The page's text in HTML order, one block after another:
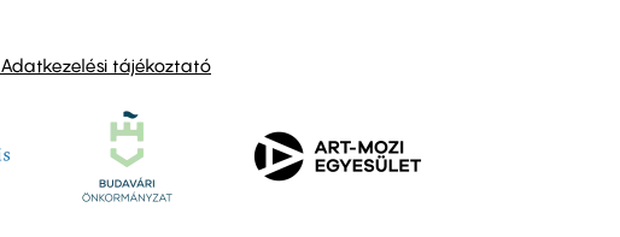
Adatkezelési tájékoztató